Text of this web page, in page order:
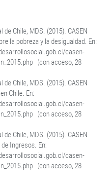
Chile, MDS. (2015). CASEN
la pobreza y la desigualdad. En:
casen-
(con acceso, 28
Chile, MDS. (2015). CASEN
Chile. En:
casen-
(con acceso, 28
Chile, MDS. (2015). CASEN
Ingresos. En:
casen-
(con acceso, 28